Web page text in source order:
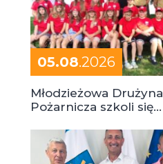
05.08.2026
Młodzieżowa Drużyna
Pożarnicza szkoli się